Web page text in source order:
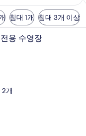
침대 1개 침대 3개 이상
빌라, 침실 2
용 수영장
개